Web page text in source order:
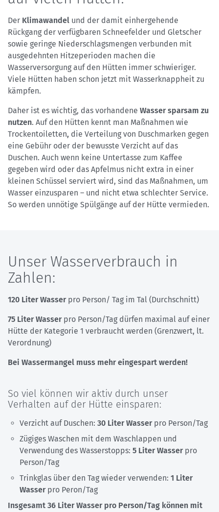
Der Klimawandel und der damit einhergehende
Rückgang der verfügbaren Schneefelder und Gletscher
sowie geringe Niederschlagsmengen verbunden mit
ausgedehnten Hitzeperioden machen die
Wasserversorgung auf den Hütten immer schwieriger.
Viele Hütten haben schon jetzt mit Wasserknappheit zu
kämpfen.
Daher ist es wichtig, das vorhandene Wasser sparsam zu
nutzen. Auf den Hütten kennt man Maßnahmen wie
Trockentoiletten, die Verteilung von Duschmarken gegen
eine Gebühr oder der bewusste Verzicht auf das
Duschen. Auch wenn keine Untertasse zum Kaffee
gegeben wird oder das Apfelmus nicht extra in einer
kleinen Schüssel serviert wird, sind das Maßnahmen, um
Wasser einzusparen – und nicht etwa schlechter Service.
So werden unnötige Spülgänge auf der Hütte vermieden.
Unser Wasserverbrauch in
Zahlen:
120 Liter Wasser pro Person/ Tag im Tal (Durchschnitt)
75 Liter Wasserpro Person/Tag dürfen maximal auf einer
Hütte der Kategorie 1 verbraucht werden (Grenzwert, lt.
Verordnung)
Bei Wassermangel muss mehr eingespart werden!
So viel können wir aktiv durch unser
Verhalten auf der Hütte einsparen:
Verzicht auf Duschen: 30 Liter Wasserpro Person/Tag
Zügiges Waschen mit dem Waschlappen und
Verwendung des Wasserstopps: 5 Liter Wasser pro
Person/Tag
Trinkglas über den Tag wieder verwenden: 1 Liter
Wasserpro Peron/Tag
Insgesamt 36 Liter Wasser pro Person/Tag können mit